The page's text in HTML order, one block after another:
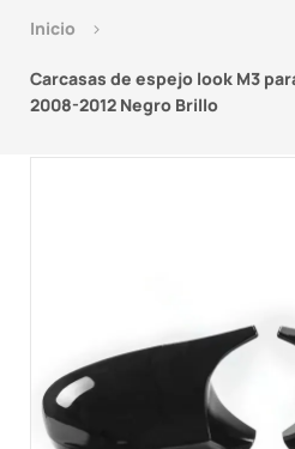
Inicio
Carcasas de espejo look M3
2008-2012 Negro Brillo